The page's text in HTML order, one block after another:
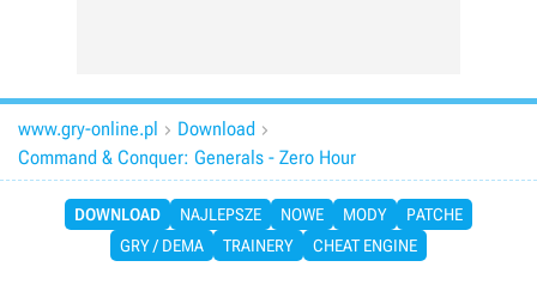
www.gry-online.pl  Download 
Command & Conquer: Generals - Zero Hour
DOWNLOAD NAJLEPSZE NOWE MODY
PATCHE
GRY / DEMA
TRAINERY CHEAT ENGINE